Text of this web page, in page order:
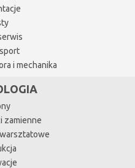
i mechanika
zamienne